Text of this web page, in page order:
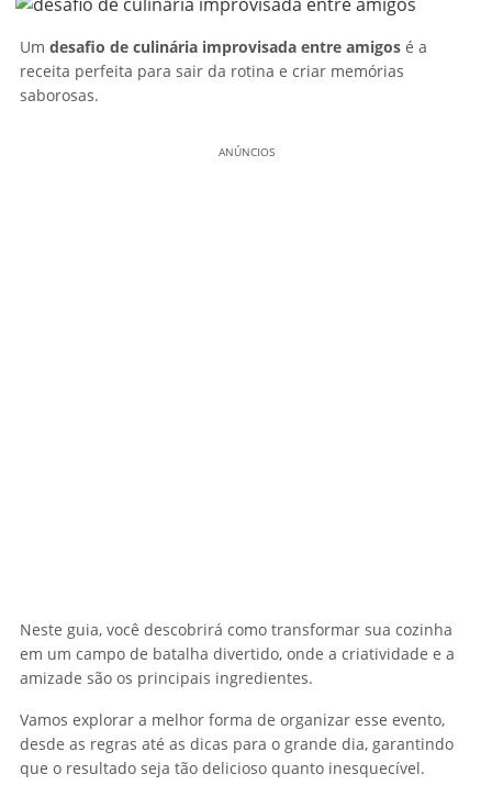
Um desafio de culinária improvisada entre amigos é a
receita perfeita para sair da rotina e criar memórias
saborosas.
ANÚNCIOS
Neste guia, você descobrirá como transformar sua cozinha
em um campo de batalha divertido, onde a criatividade e a
amizade são os principais ingredientes.
Vamos explorar a melhor forma de organizar esse evento,
desde as regras até as dicas para o grande dia, garantindo
que o resultado seja tão delicioso quanto inesquecível.